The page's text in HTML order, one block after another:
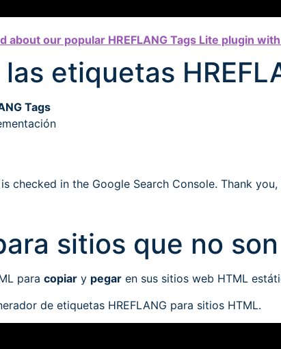
about our popular HREFLANG Tags Lite plugin
etiquetas
Tags
checked in the Google Search Console. Thank you,
sitios que no
para copiar y pegar en sus sitios web HTML
de etiquetas HREFLANG para sitios HTML.